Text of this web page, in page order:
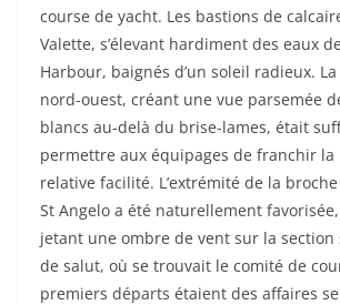
course de yacht. Les bastions de
Valette, s’élevant hardiment des eaux
Harbour, baignés d’un soleil radieux.
nord-ouest, créant une vue parsemée
blancs au-delà du brise-lames, était
permettre aux équipages de franchir la
relative facilité. L’extrémité de la
St Angelo a été naturellement
jetant une ombre de vent sur la section
de salut, où se trouvait le comité de
premiers départs étaient des affaires